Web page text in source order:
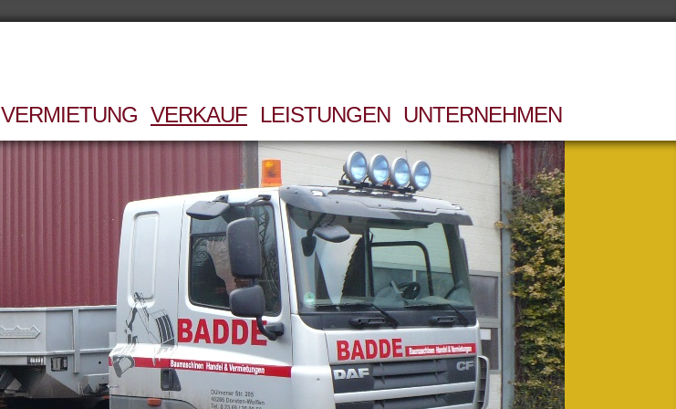
VERMIETUNG VERKAUF LEISTUNGEN UNTERNEHMEN